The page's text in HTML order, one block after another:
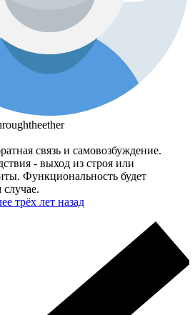
связь и самовозбуждение.
- выход из строя или
Функциональность будет
трёх лет назад